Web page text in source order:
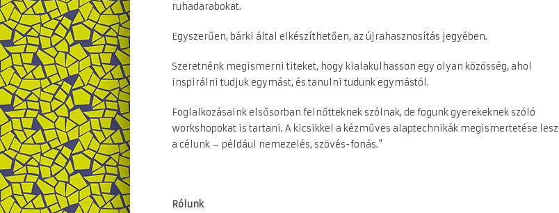
ruhadarabokat.
Egyszerűen, bárki által elkészíthetően, az újrahasznosítás jegyében.
Szeretnénk megismerni titeket, hogy kialakulhasson egy olyan közösség, ahol
inspirálni tudjuk egymást, és tanulni tudunk egymástól.
Foglalkozásaink elsősorban felnőtteknek szólnak, de fogunk gyerekeknek szóló
workshopokat is tartani. A kicsikkel a kézműves alaptechnikák megismertetése lesz
a célunk – például nemezelés, szövés-fonás.”
Rólunk